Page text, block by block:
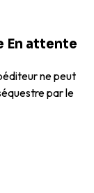
En attente
ne peut
par le